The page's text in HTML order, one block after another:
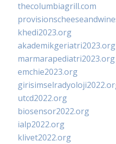
thecolumbiagrill.com
khedi2023.org
akademikgeriatri2023.org
marmarapediatri2023.org
emchie2023.org
utcd2022.org
biosensor2022.org
ialp2022.org
klivet2022.org